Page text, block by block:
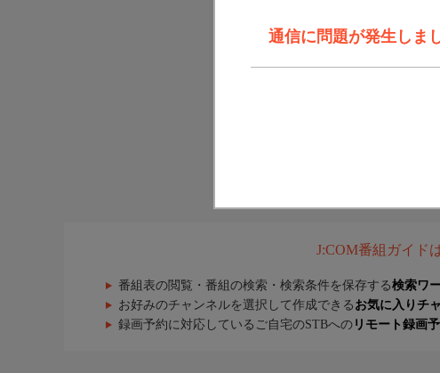
通信に問題が発生しま
J:COM番組ガイド
番組表の閲覧・番組の検索・検索条件を保存する検索ワ
お好みのチャンネルを選択して作成できる お気に入りチ
録画予約に対応しているご自宅のSTBへの リモート録画